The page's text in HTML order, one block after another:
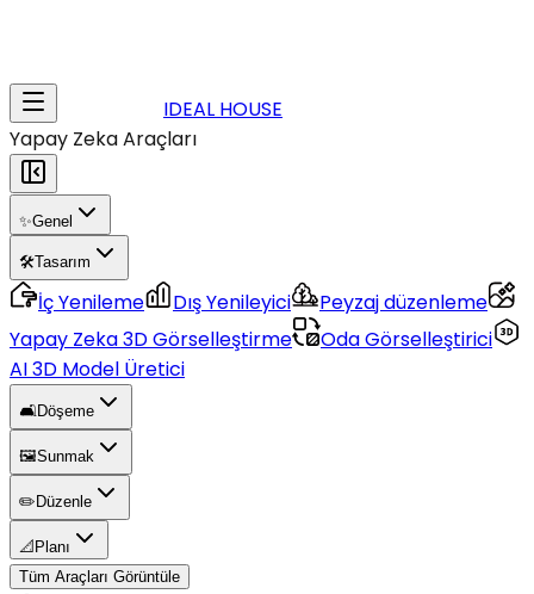
IDEAL HOUSE
Yapay Zeka Araçları
✨Genel
🛠️Tasarım
İç Yenileme Dış Yenileyici
Peyzaj düzenleme
Yapay Zeka 3D Görselleştirme
Oda Görselleştirici
AI 3D Model Üretici
🛋️Döşeme
🖼️Sunmak
✏️ Düzenle
📐 Planı
Tüm Araçları Görüntüle